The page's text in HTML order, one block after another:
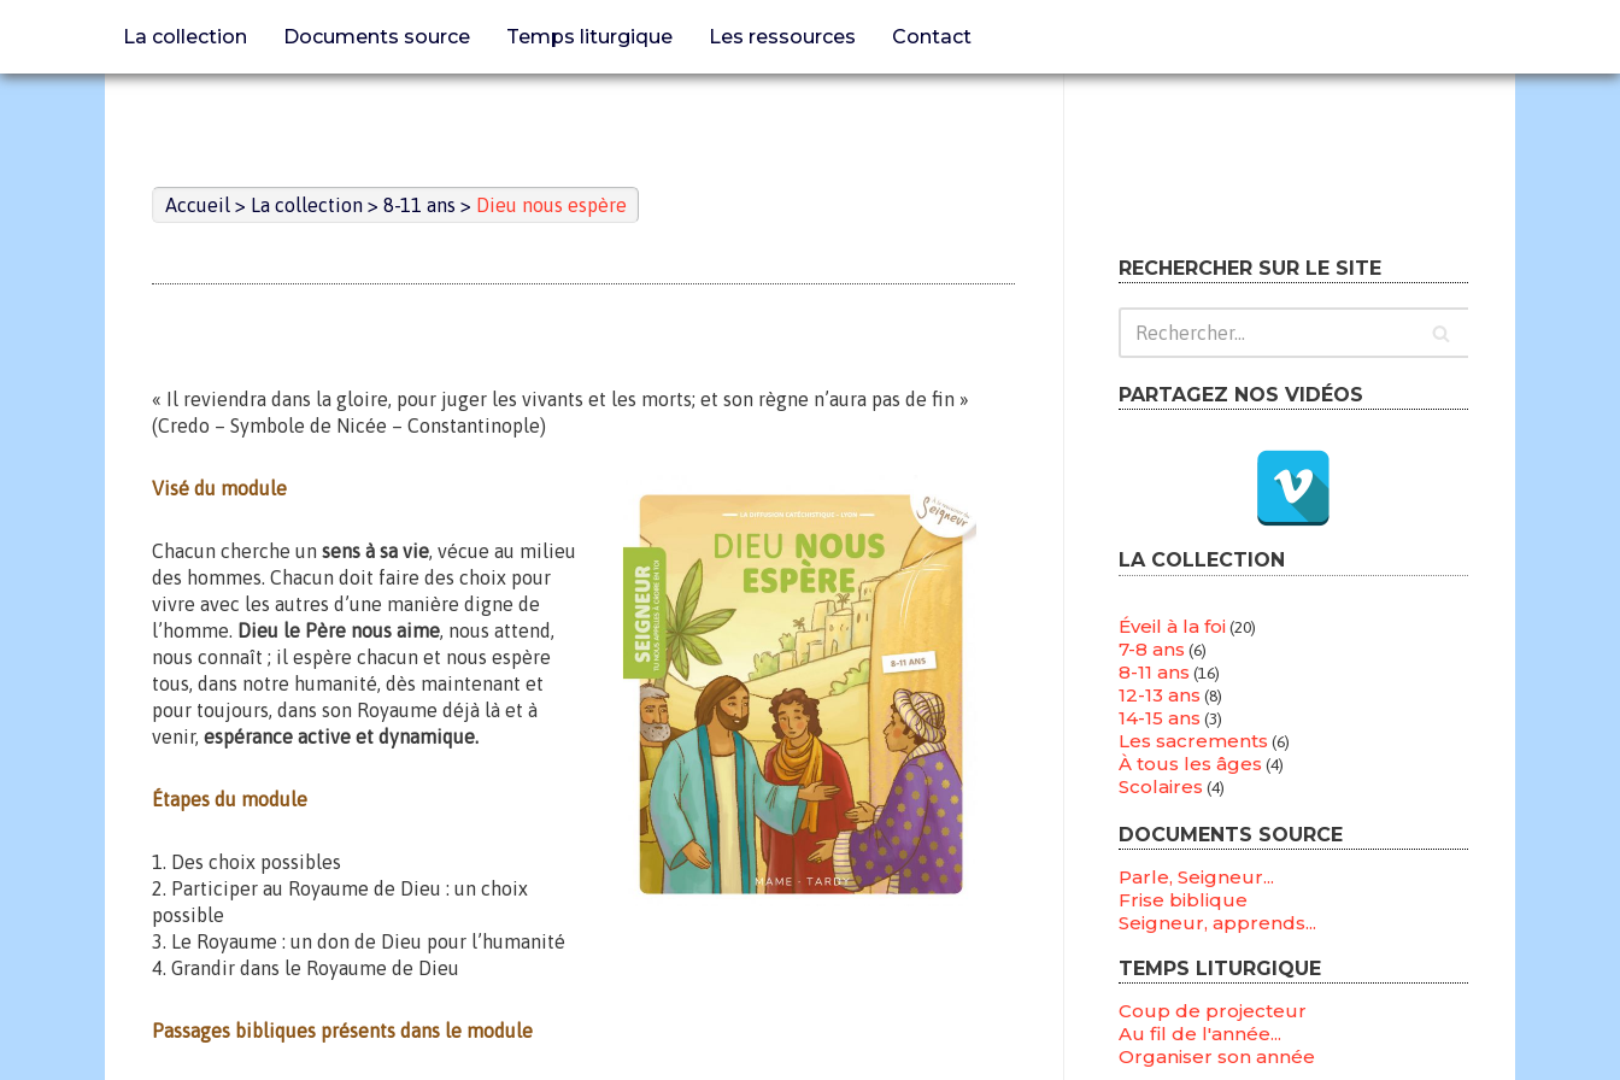
au
La collection Documents source Temps liturgique Les ressources Contact
Accueil> La collection> 8-11 ans > Dieu nous espère
« Il reviendra dans la gloire, pour juger les vivants et les morts; et son règne n’aura pas de fin »
(Credo – Symbole de Nicée – Constantinople)
Visé du module
Chacun cherche un sens à sa vie, vécue au milieu
des hommes. Chacun doit faire des choix pour
vivre avec les autres d’une manière digne de
l’homme. Dieu le Père nous aime, nous attend,
nous connaît ; il espère chacun et nous espère
tous, dans notre humanité, dès maintenant et
pour toujours, dans son Royaume déjà là et à
venir, espérance active et dynamique.
Étapes du module
1. Des choix possibles
2. Participer au Royaume de Dieu : un choix
possible
3. Le Royaume : un don de Dieu pour l’humanité
4. Grandir dans le Royaume de Dieu
Passages bibliques présents dans le module
RECHERCHER SUR LE SITE
PARTAGEZ NOS VIDÉOS
LA COLLECTION
Éveil à la foi(20)
7-8 ans (6)
8-11 ans (16)
12-13 ans (8)
14-15 ans (3)
Les sacrements (6)
À tous les âges (4)
Scolaires (4)
DOCUMENTS SOURCE
Parle, Seigneur...
Frise biblique
Seigneur, apprends...
TEMPS LITURGIQUE
Coup de projecteur
Au fil de l'année...
Organiser son année